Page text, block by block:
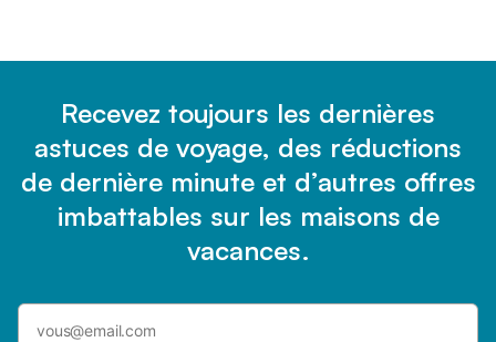
Recevez toujours les dernières
astuces de voyage, des réductions
de dernière minute et d’autres offres
imbattables sur les maisons de
vacances.